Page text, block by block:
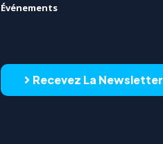
Événements
Recevez La Newsletter